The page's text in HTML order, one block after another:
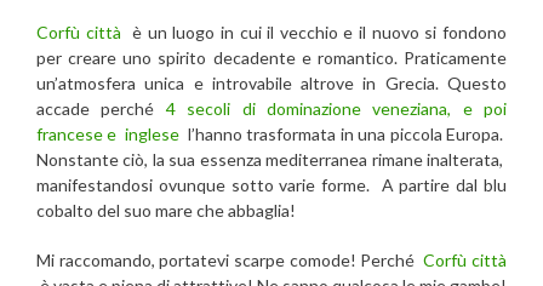
Corfù città è un luogo in cui il vecchio e il nuovo si fondono
per creare uno spirito decadente e romantico. Praticamente
un’atmosfera unica e introvabile altrove in Grecia. Questo
accade perché 4 secoli di dominazione veneziana, e poi
francese e inglese l’hanno trasformata in una piccola Europa.
Nonstante ciò, la sua essenza mediterranea rimane inalterata,
manifestandosi ovunque sotto varie forme. A partire dal blu
cobalto del suo mare che abbaglia!
Mi raccomando, portatevi scarpe comode! PerchéCorfù città